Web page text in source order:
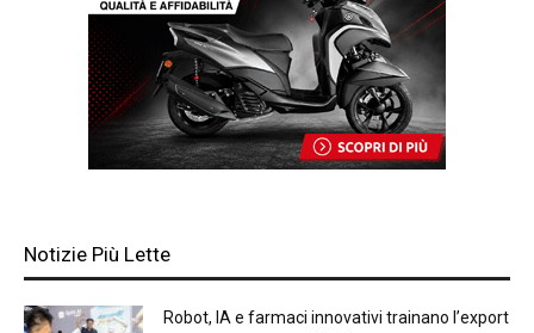
Notizie Più Lette
Robot, IA e farmaci innovativi trainano l’export